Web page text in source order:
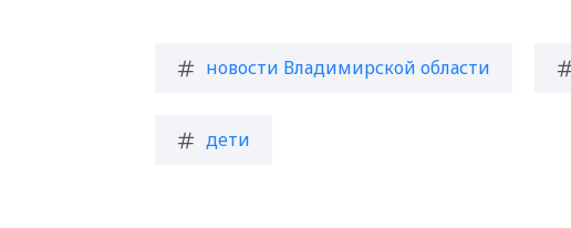
новости Владимирской области
дети